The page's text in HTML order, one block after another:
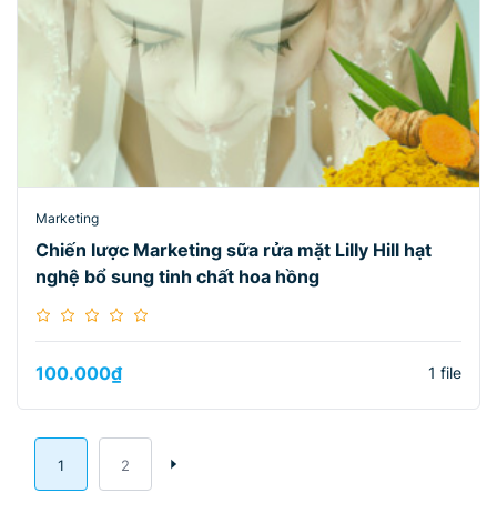
Marketing
Chiến lược Marketing sữa rửa mặt Lilly Hill hạt
nghệ bổ sung tinh chất hoa hồng
100.000₫ 1 file
1 2